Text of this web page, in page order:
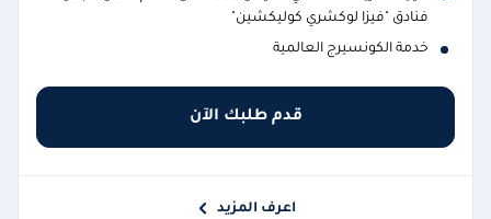
فنادق "فيزا لوكشري كوليكشين"
خدمة الكونسيرج العالمية
قدم طلبك الآن
اعرف المزيد